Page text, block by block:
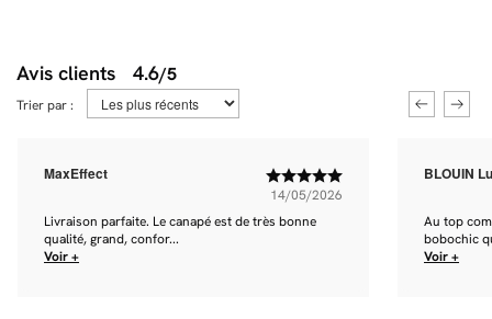
Avis clients 4.6/5
Trier par :
MaxEffect
14/05/2026
Livraison parfaite. Le canapé est de très bonne
qualité, grand, confor...
Voir +
BLOUIN
Au top
bobochic
Voir +